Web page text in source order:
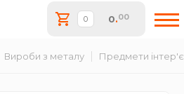
0.00
Вироби з металу Предмети